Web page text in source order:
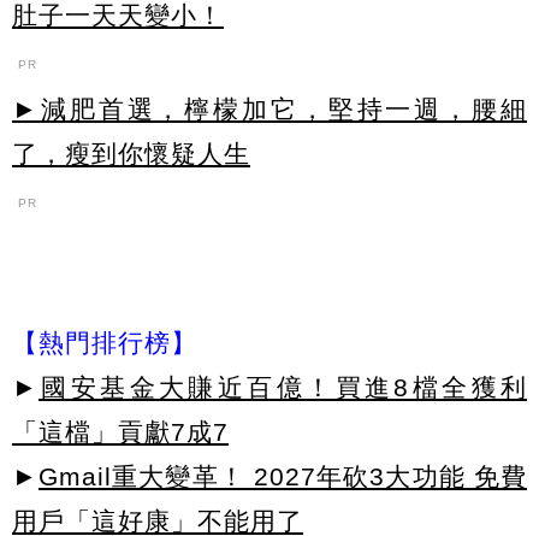
肚子一天天變小！
PR
►減肥首選，檸檬加它，堅持一週，腰細
了，瘦到你懷疑人生
PR
【熱門排行榜】
► 國安基金大賺近百億！買進8檔全獲利
「這檔」貢獻7成7
► Gmail重大變革！ 2027年砍3大功能 免費
用戶「這好康」不能用了